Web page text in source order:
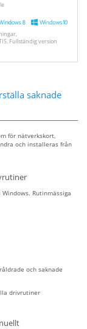
Fullständig version
saknade
för nätverkskort,
och installeras från
Rutinmässiga
och saknade
drivrutiner